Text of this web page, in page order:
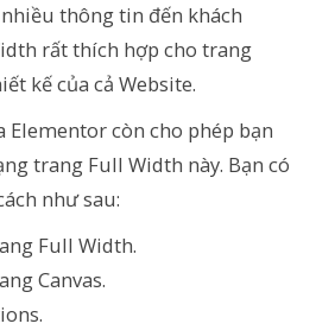
thông tin đến khách
rất thích hợp cho trang
kế của cả Website.
Elementor còn cho phép bạn
trang Full Width này. Bạn có
như sau:
Full Width.
Canvas.